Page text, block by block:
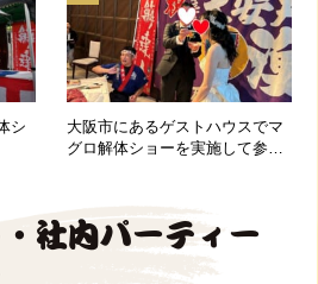
シ
大阪市にあるゲストハウスでマ
グロ解体ショーを実施して参り
社内パーティー